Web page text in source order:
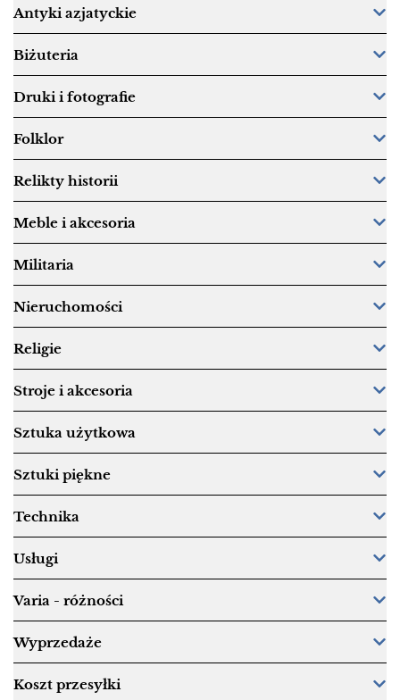
Antyki azjatyckie
Biżuteria
Druki i fotografie
Folklor
Relikty historii
Meble i akcesoria
Militaria
Nieruchomości
Religie
Stroje i akcesoria
Sztuka użytkowa
Sztuki piękne
Technika
Usługi
Varia - różności
Wyprzedaże
Koszt przesyłki